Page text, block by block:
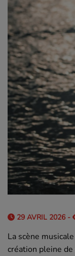
29 AVRIL 2026 -
La scène
création pleine